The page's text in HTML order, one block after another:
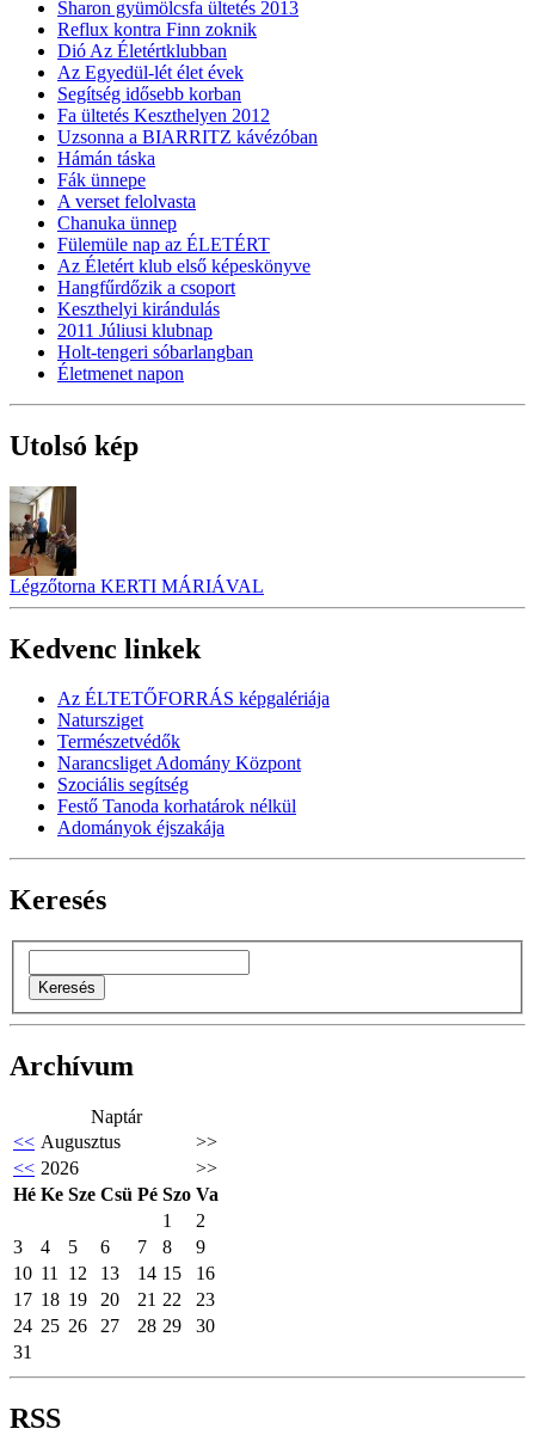
Sharon gyümölcsfa ültetés 2013
Reflux kontra Finn zoknik
Dió Az Életértklubban
Az Egyedül-lét élet évek
Segítség idősebb korban
Fa ültetés Keszthelyen 2012
Uzsonna a BIARRITZ kávézóban
Hámán táska
Fák ünnepe
A verset felolvasta
Chanuka ünnep
Fülemüle nap az ÉLETÉRT
Az Életért klub első képeskönyve
Hangfűrdőzik a csoport
Keszthelyi kirándulás
2011 Júliusi klubnap
Holt-tengeri sóbarlangban
Életmenet napon
Utolsó kép
Légzőtorna KERTI MÁRIÁVAL
Kedvenc linkek
Az ÉLTETŐFORRÁS képgalériája
Natursziget
Természetvédők
Narancsliget Adomány Központ
Szociális segítség
Festő Tanoda korhatárok nélkül
Adományok éjszakája
Keresés
Archívum
Naptár
<< Augusztus
>>
<< 2026
>>
Hé Ke Sze Csü Pé Szo Va
1
2
3
4 5 6 7 8
9
10 11 12 13 14 15
16
17 18 19 20 21 22
23
24 25 26 27 28 29
30
31
RSS